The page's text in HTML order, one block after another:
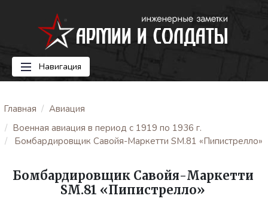
Навигация
Главная
Авиация
Военная авиация в период с 1919 по 1936 г.
Бомбардировщик Савойя-Маркетти SM.81 «Пипистрелло»
Бомбардировщик Савойя-Маркетти
SM.81 «Пипистрелло»